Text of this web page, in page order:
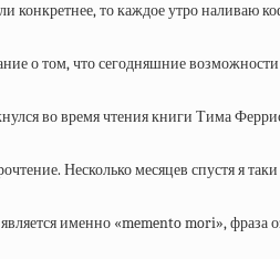
конкретнее, то каждое утро
о том, что сегодняшние
во время чтения книги Тима
Несколько месяцев спустя я
именно «memento mori», фраза